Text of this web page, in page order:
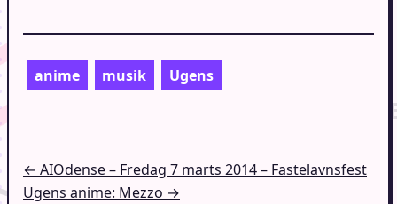
anime musik Ugens
Indlægsnavigation
← AIOdense – Fredag 7 marts 2014 – Fastelavnsfest
Ugens anime: Mezzo →